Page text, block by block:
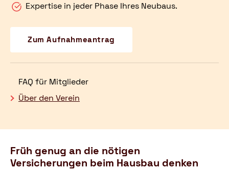
Expertise in jeder Phase Ihres Neubaus.
Zum Aufnahmeantrag
FAQ für Mitglieder
Über den Verein
Früh genug an die nötigen
Versicherungen beim Hausbau denken